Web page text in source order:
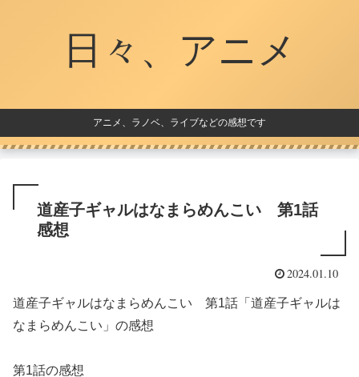
日々、アニメ
アニメ、ラノベ、ライブなどの感想です
道産子ギャルはなまらめんこい 第1話
感想
2024.01.10
道産子ギャルはなまらめんこい 第1話「道産子ギャルは
なまらめんこい」の感想
第1話の感想